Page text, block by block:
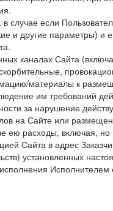
случае если
и другие параметры)
каналах Сайта
материалы к
им
за нарушение
на Сайте или
ею расходы, включая,
Сайта в адрес
установленных